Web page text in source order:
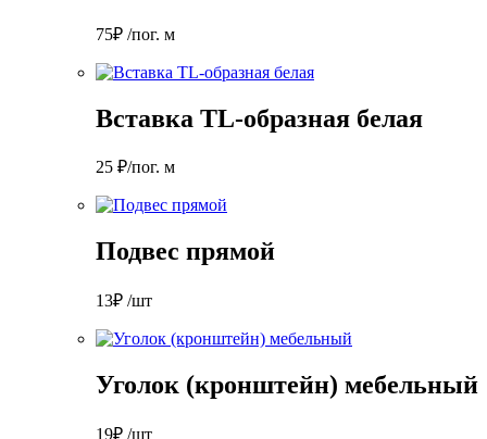
75₽ /пог. м
Вставка TL-образная белая
25 ₽/пог. м
Подвес прямой
13₽ /шт
Уголок (кронштейн) мебельный
19₽ /шт